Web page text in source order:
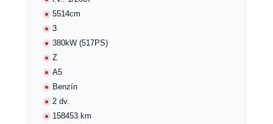
5514cm
3
380kW (517PS)
Z
A5
Benzín
2 dv.
158453 km